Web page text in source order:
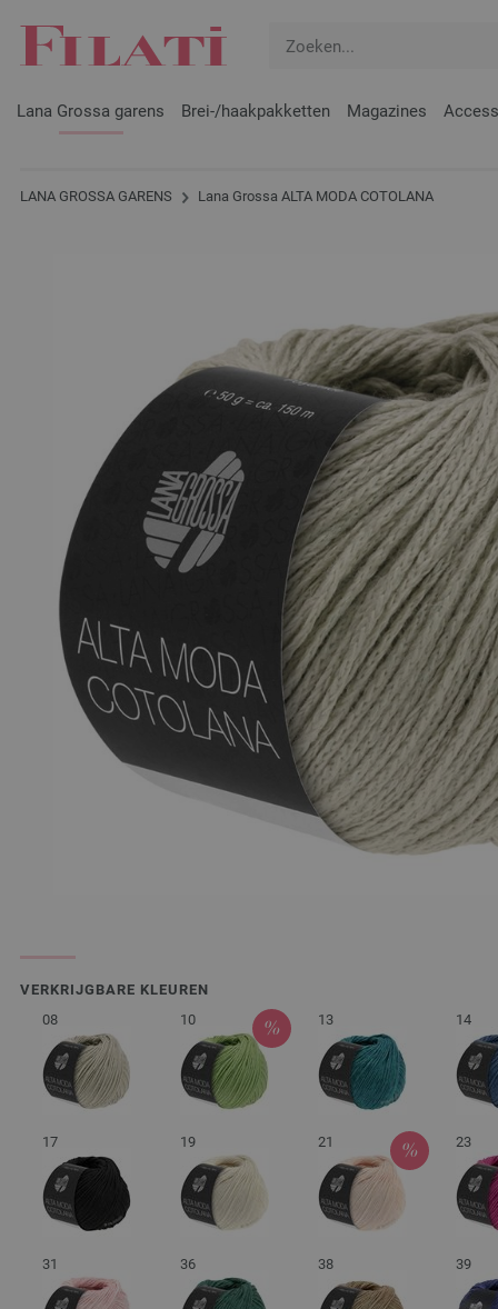
Lana Grossa garens Brei-/haakpakketten Magazines
LANA GROSSA GARENS Lana Grossa ALTA MODA COTOLANA
VERKRIJGBARE KLEUREN
08
10 13 14
17 19 21 23
31 36 38 39